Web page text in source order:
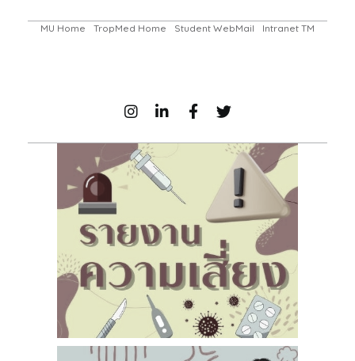
MU Home TropMed Home Student WebMail Intranet TM